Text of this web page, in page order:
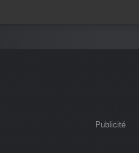
Publicité